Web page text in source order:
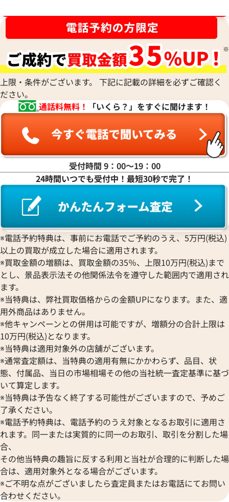
ハ行
マ行
ヤ行
ワ行
上限・条件がございます。 下記に記載の詳細を必ずご確認く
ださい。
通話料無料！
「いくら？」をすぐに聞けます！
受付時間 9：00〜19：00
24時間いつでも受付中！最短30秒で完了！
※電話予約特典は、事前にお電話でご予約のうえ、5万円(税込)
以上の買取が成立した場合に適用されます。
※買取金額の増額は、買取金額の35％、上限10万円(税込)まで
とし、景品表示法その他関係法令を遵守した範囲内で適用され
ます。
※当特典は、弊社買取価格からの金額UPになります。また、適
用外商品はありません。
※他キャンペーンとの併用は可能ですが、増額分の合計上限は
10万円(税込)となります。
※当特典は適用対象外の店舗がございます。
※通常査定額は、当特典の適用有無にかかわらず、品目、状
態、付属品、当日の市場相場その他の当社統一査定基準に基づ
いて算定します。
※当特典は予告なく終了する可能性がございますので、予めご
了承ください。
※電話予約特典は、電話予約のうえ対象となるお取引に適用さ
れます。同一または実質的に同一のお取引、取引を分割した場
合、
その他当特典の趣旨に反する利用と当社が合理的に判断した場
合は、適用対象外となる場合がございます。
※ご不明な点がございましたら査定員またはお電話にてお問い
合わせください。